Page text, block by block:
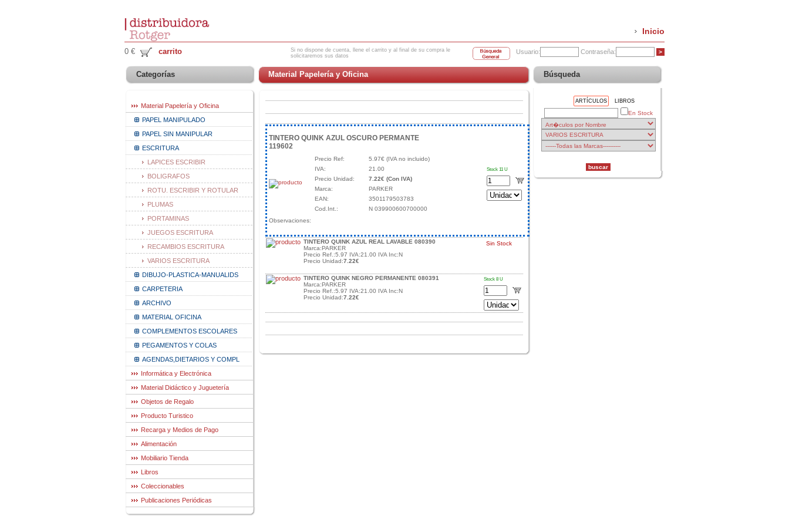
Inicio
0 € carrito Usuario: Contraseña:
Si no dispone de cuenta, llene el carrito y al final de su compra le
solicitaremos sus datos
Categorías
Material Papelería y Oficina
PAPEL MANIPULADO
PAPEL SIN MANIPULAR
ESCRITURA
LAPICES ESCRIBIR
BOLIGRAFOS
ROTU. ESCRIBIR Y ROTULAR
PLUMAS
PORTAMINAS
JUEGOS ESCRITURA
RECAMBIOS ESCRITURA
VARIOS ESCRITURA
DIBUJO-PLASTICA-MANUALIDS
CARPETERIA
ARCHIVO
MATERIAL OFICINA
COMPLEMENTOS ESCOLARES
PEGAMENTOS Y COLAS
AGENDAS,DIETARIOS Y COMPL
Informática y Electrónica
Material Didáctico y Juguetería
Objetos de Regalo
Producto Turistico
Recarga y Medios de Pago
Alimentación
Mobiliario Tienda
Libros
Coleccionables
Publicaciones Periódicas
Material Papelería y Oficina
TINTERO QUINK AZUL OSCURO PERMANTE
119602
Precio Ref:
5.97€ (IVA no incluido)
IVA:
21.00
Precio Unidad:
7.22€ (Con IVA)
Marca:
PARKER
EAN:
3501179503783
Cod.Int.:
N 039900600700000
Stock 11 U
Observaciones:
TINTERO QUINK AZUL REAL LAVABLE 080390
Marca:PARKER
Precio Ref.:5.97 IVA:21.00 IVA Inc:N
Precio Unidad:7.22€
Sin Stock
TINTERO QUINK NEGRO PERMANENTE 080391
Marca:PARKER
Precio Ref.:5.97 IVA:21.00 IVA Inc:N
Precio Unidad:7.22€
Stock 8 U
Búsqueda
ARTÍCULOS LIBROS
En Stock